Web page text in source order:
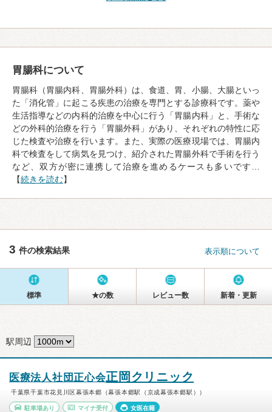
胃腸科について
胃腸科（胃腸内科、胃腸外科）は、食道、胃、小腸、大腸といっ
た「消化管」に起こる疾患の治療を専門とする診療科です。薬や
生活指導などの内科的治療を中心に行う「胃腸内科」と、手術な
どの外科的治療を行う「胃腸外科」があり、それぞれの特性に応
じた検査や治療を行います。また、実際の医療現場では、胃腸内
科で検査をして病気を見つけ、紹介された胃腸外科で手術を行う
など、双方が密に連携して治療を進めるケースも多いです…
【続きを読む】
3 件の検索結果 表示順について
標準 ★の数 レビュー数 新着・更新
駅周辺
医療法人社団正心会正岡クリニック
千葉県千葉市花見川区幕張本郷（幕張本郷駅（京成幕張本郷駅））
駐車場あり マイナ受付 女医在籍